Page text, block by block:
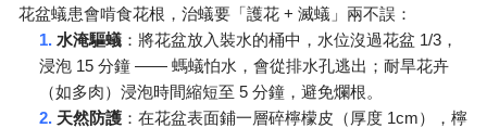
花盆蟻患會啃食花根，治蟻要「護花 +滅蟻」兩不誤：
1.水淹驅蟻 ：將花盆放入裝水的桶中，水位沒過花盆 1/3 ，
浸泡 15分鐘——螞蟻怕水，會從排水孔逃出；耐旱花卉
（如多肉）浸泡時間縮短至5分鐘，避免爛根。
2. 天然防護 ：在花盆表面鋪一層碎檸檬皮（厚度 1cm），檸